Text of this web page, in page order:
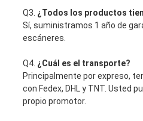
Q3. ¿Todos los productos
Sí, suministramos 1 año de
escáneres.
Q4. ¿Cuál es el transporte?
Principalmente por expreso,
con Fedex, DHL y TNT. Usted
propio promotor.